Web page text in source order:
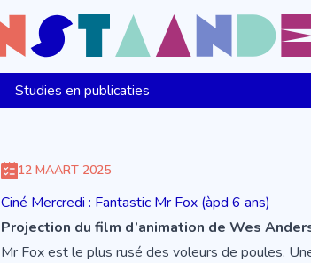
Studies en publicaties
12 MAART 2025
Ciné Mercredi : Fantastic Mr Fox (àpd 6 ans)
Projection du film d’animation de Wes
Mr Fox est le plus rusé des voleurs de poules.